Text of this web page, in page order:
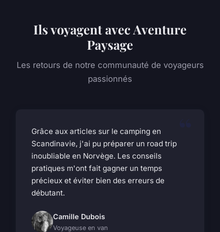
Ils voyagent avec Aventure
Paysage
Les retours de notre communauté de voyageurs
passionnés
Grâce aux articles sur le camping en
Scandinavie, j'ai pu préparer un road trip
inoubliable en Norvège. Les conseils
pratiques m'ont fait gagner un temps
précieux et éviter bien des erreurs de
débutant.
Camille Dubois
Voyageuse en van